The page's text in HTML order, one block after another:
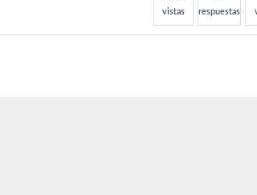
vistas respuestas